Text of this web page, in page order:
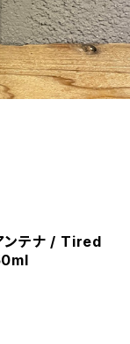
ンテナ / Tired